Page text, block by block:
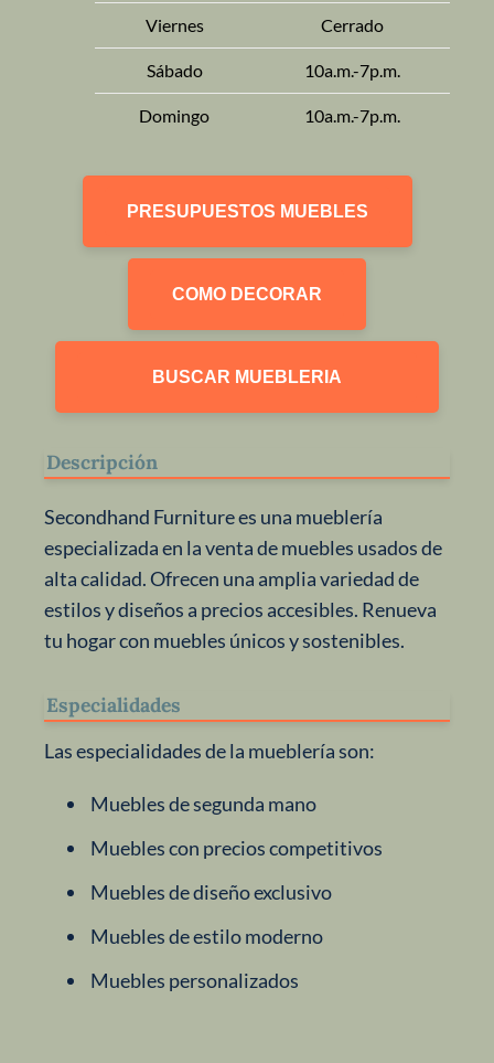
Viernes Cerrado
Sábado 10a.m.-7p.m.
Domingo 10a.m.-7p.m.
PRESUPUESTOS MUEBLES
COMO DECORAR
BUSCAR MUEBLERIA
Descripción
Secondhand Furniture es una mueblería
especializada en la venta de muebles usados de
alta calidad. Ofrecen una amplia variedad de
estilos y diseños a precios accesibles. Renueva
tu hogar con muebles únicos y sostenibles.
Especialidades
Las especialidades de la mueblería son:
Muebles de segunda mano
Muebles con precios competitivos
Muebles de diseño exclusivo
Muebles de estilo moderno
Muebles personalizados